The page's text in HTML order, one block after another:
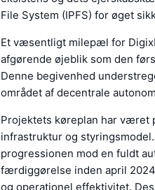
File System (IPFS) for øget
Et væsentligt milepæl for
afgørende øjeblik som den
Denne begivenhed
området af decentrale
Projektets køreplan har været
infrastruktur og
progressionen mod en fuldt
færdiggørelse inden april
og operationel effektivitet.